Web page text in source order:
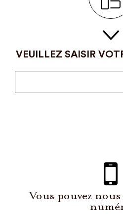
VEUILLEZ SAISIR
Vous pouvez nous